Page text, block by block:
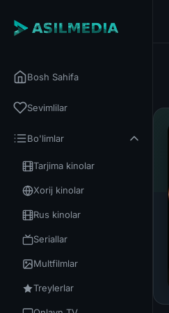
Bosh Sahifa
Sevimlilar
Bo'limlar
Tarjima kinolar
Xorij kinolar
Rus kinolar
Seriallar
Multfilmlar
Treylerlar